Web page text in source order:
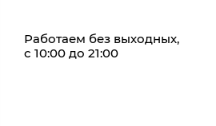
Работаем без выходных,
с 10:00 до 21:00